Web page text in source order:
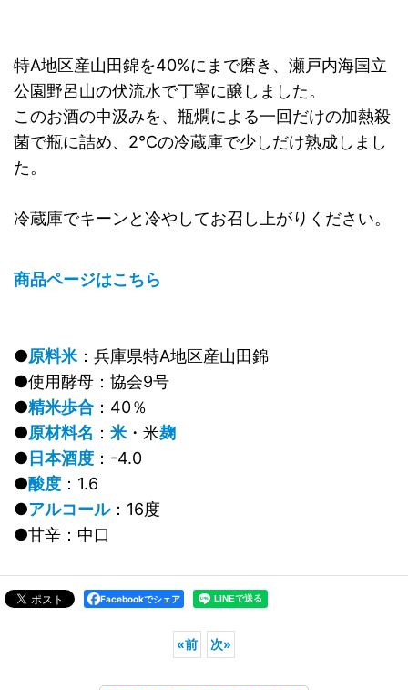
特A地区産山田錦を40%にまで磨き、瀬戸内海国立
公園野呂山の伏流水で丁寧に醸しました。
このお酒の中汲みを、瓶燗による一回だけの加熱殺
菌で瓶に詰め、2℃の冷蔵庫で少しだけ熟成しまし
た。
冷蔵庫でキーンと冷やしてお召し上がりください。
商品ページはこちら
●原料米：兵庫県特A地区産山田錦
●使用酵母：協会9号
●精米歩合 ：40％
●原材料名 ： 米・米麹
● 日本酒度 ：-4.0
●酸度 ：1.6
●アルコール：16度
●甘辛：中口
Facebookでシェア
«前 次»